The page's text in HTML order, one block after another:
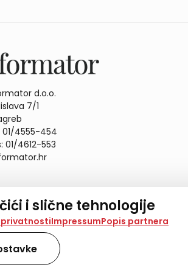
i slične tehnologije
web stranici koristimo kolačiće i slične
promet na stranici te prikazujemo
ove tehnologije.
opcije „Samo nužno“ prihvaćate samo
svih kolačića potrebnih za analitiku i
privatnostiImpressumPopis partnera
d.o.o.
7/1
01/4555-454
01/4612-553